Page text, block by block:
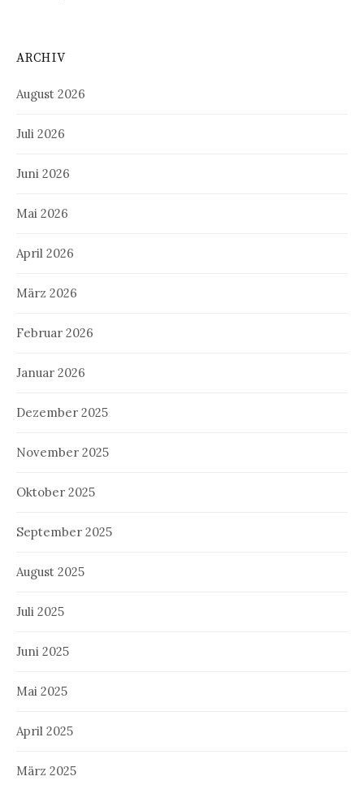
ARCHIV
August 2026
Juli 2026
Juni 2026
Mai 2026
April 2026
März 2026
Februar 2026
Januar 2026
Dezember 2025
November 2025
Oktober 2025
September 2025
August 2025
Juli 2025
Juni 2025
Mai 2025
April 2025
März 2025